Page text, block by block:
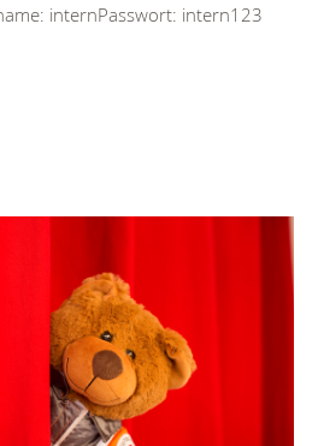
internPasswort: intern123